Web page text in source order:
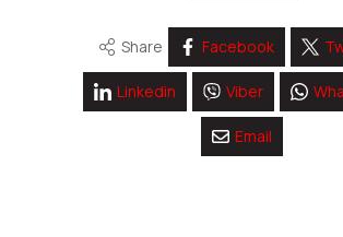
Share Facebook
Linkedin Viber
Email